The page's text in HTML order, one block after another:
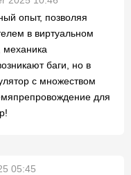
опыт, позволяя
в виртуальном
баги, но в
с множеством
для
05:45